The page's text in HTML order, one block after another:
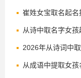
崔姓女宝取名起
从诗中取名字女
2026年从诗词中
从成语中提取女